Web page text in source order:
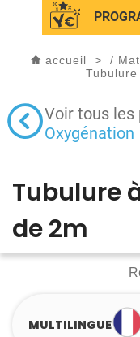
accueil > /
Tubulure
Voir tous les
Oxygénation
Tubulure
de 2m
MULTILINGUE